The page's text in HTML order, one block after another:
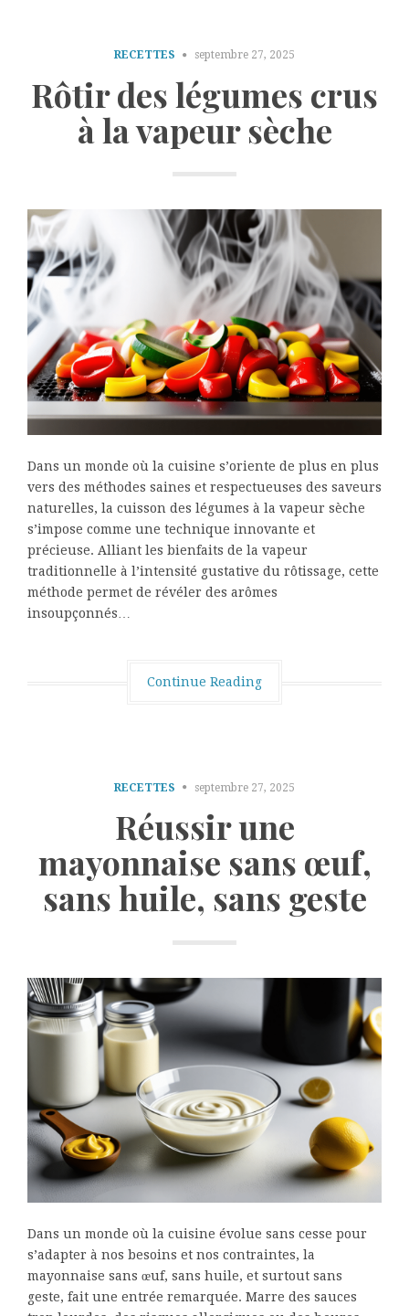
RECETTES septembre 27, 2025
Rôtir des légumes crus
à la vapeur sèche
Dans un monde où la cuisine s’oriente de plus en plus
vers des méthodes saines et respectueuses des saveurs
naturelles, la cuisson des légumes à la vapeur sèche
s’impose comme une technique innovante et
précieuse. Alliant les bienfaits de la vapeur
traditionnelle à l’intensité gustative du rôtissage, cette
méthode permet de révéler des arômes
insoupçonnés…
Continue Reading
RECETTES septembre 27, 2025
Réussir une
mayonnaise sans œuf,
sans huile, sans geste
Dans un monde où la cuisine évolue sans cesse pour
s’adapter à nos besoins et nos contraintes, la
mayonnaise sans œuf, sans huile, et surtout sans
geste, fait une entrée remarquée. Marre des sauces